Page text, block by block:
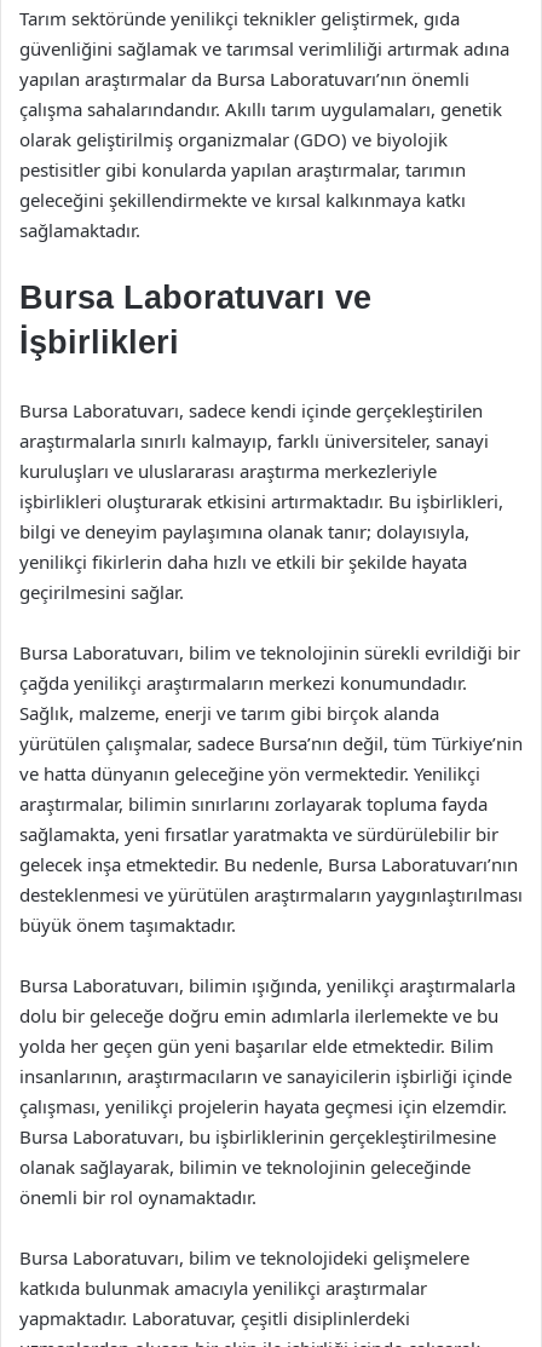
Tarım sektöründe yenilikçi teknikler geliştirmek, gıda
güvenliğini sağlamak ve tarımsal verimliliği artırmak adına
yapılan araştırmalar da Bursa Laboratuvarı’nın önemli
çalışma sahalarındandır. Akıllı tarım uygulamaları, genetik
olarak geliştirilmiş organizmalar (GDO) ve biyolojik
pestisitler gibi konularda yapılan araştırmalar, tarımın
geleceğini şekillendirmekte ve kırsal kalkınmaya katkı
sağlamaktadır.
Bursa Laboratuvarı ve
İşbirlikleri
Bursa Laboratuvarı, sadece kendi içinde gerçekleştirilen
araştırmalarla sınırlı kalmayıp, farklı üniversiteler, sanayi
kuruluşları ve uluslararası araştırma merkezleriyle
işbirlikleri oluşturarak etkisini artırmaktadır. Bu işbirlikleri,
bilgi ve deneyim paylaşımına olanak tanır; dolayısıyla,
yenilikçi fikirlerin daha hızlı ve etkili bir şekilde hayata
geçirilmesini sağlar.
Bursa Laboratuvarı, bilim ve teknolojinin sürekli evrildiği bir
çağda yenilikçi araştırmaların merkezi konumundadır.
Sağlık, malzeme, enerji ve tarım gibi birçok alanda
yürütülen çalışmalar, sadece Bursa’nın değil, tüm Türkiye’nin
ve hatta dünyanın geleceğine yön vermektedir. Yenilikçi
araştırmalar, bilimin sınırlarını zorlayarak topluma fayda
sağlamakta, yeni fırsatlar yaratmakta ve sürdürülebilir bir
gelecek inşa etmektedir. Bu nedenle, Bursa Laboratuvarı’nın
desteklenmesi ve yürütülen araştırmaların yaygınlaştırılması
büyük önem taşımaktadır.
Bursa Laboratuvarı, bilimin ışığında, yenilikçi araştırmalarla
dolu bir geleceğe doğru emin adımlarla ilerlemekte ve bu
yolda her geçen gün yeni başarılar elde etmektedir. Bilim
insanlarının, araştırmacıların ve sanayicilerin işbirliği içinde
çalışması, yenilikçi projelerin hayata geçmesi için elzemdir.
Bursa Laboratuvarı, bu işbirliklerinin gerçekleştirilmesine
olanak sağlayarak, bilimin ve teknolojinin geleceğinde
önemli bir rol oynamaktadır.
Bursa Laboratuvarı, bilim ve teknolojideki gelişmelere
katkıda bulunmak amacıyla yenilikçi araştırmalar
yapmaktadır. Laboratuvar, çeşitli disiplinlerdeki